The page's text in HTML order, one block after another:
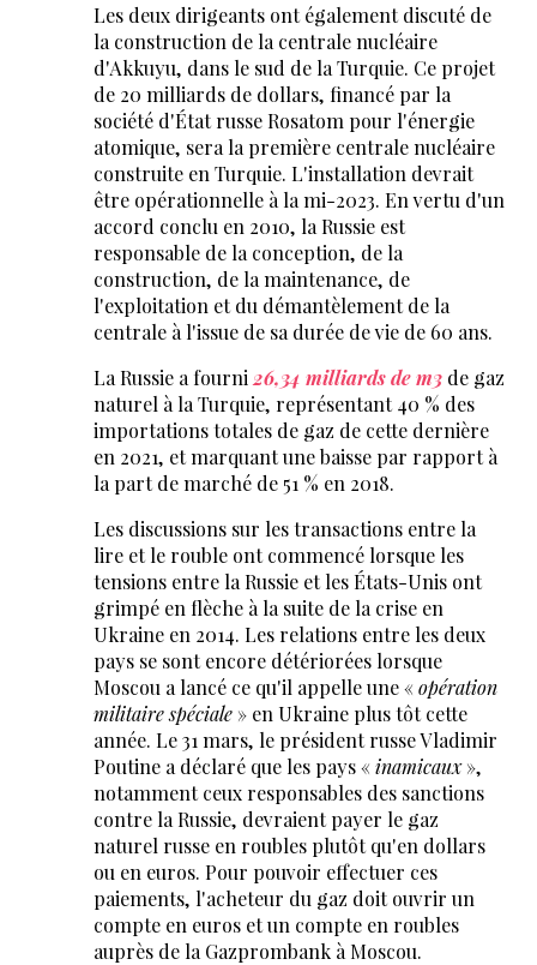
Les deux dirigeants ont également discuté de
la construction de la centrale nucléaire
d'Akkuyu, dans le sud de la Turquie. Ce projet
de 20 milliards de dollars, financé par la
société d'État russe Rosatom pour l'énergie
atomique, sera la première centrale nucléaire
construite en Turquie. L'installation devrait
être opérationnelle à la mi-2023. En vertu d'un
accord conclu en 2010, la Russie est
responsable de la conception, de la
construction, de la maintenance, de
l'exploitation et du démantèlement de la
centrale à l'issue de sa durée de vie de 60 ans.
La Russie a fourni 26,34 milliards de m3de gaz
naturel à la Turquie, représentant 40 % des
importations totales de gaz de cette dernière
en 2021, et marquant une baisse par rapport à
la part de marché de 51 % en 2018.
Les discussions sur les transactions entre la
lire et le rouble ont commencé lorsque les
tensions entre la Russie et les États-Unis ont
grimpé en flèche à la suite de la crise en
Ukraine en 2014. Les relations entre les deux
pays se sont encore détériorées lorsque
Moscou a lancé ce qu'il appelle une «opération
militaire spéciale» en Ukraine plus tôt cette
année. Le 31 mars, le président russe Vladimir
Poutine a déclaré que les pays «inamicaux»,
notamment ceux responsables des sanctions
contre la Russie, devraient payer le gaz
naturel russe en roubles plutôt qu'en dollars
ou en euros. Pour pouvoir effectuer ces
paiements, l'acheteur du gaz doit ouvrir un
compte en euros et un compte en roubles
auprès de la Gazprombank à Moscou.